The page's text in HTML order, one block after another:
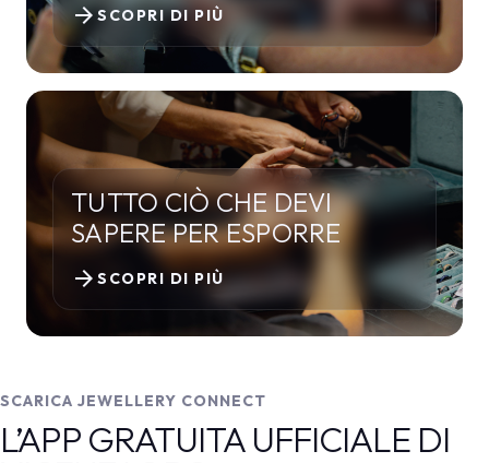
SCOPRI DI PIÙ
arrow_forward
TUTTO CIÒ CHE DEVI
SAPERE PER ESPORRE
SCOPRI DI PIÙ
arrow_forward
SCARICA JEWELLERY CONNECT
L’APP GRATUITA UFFICIALE DI